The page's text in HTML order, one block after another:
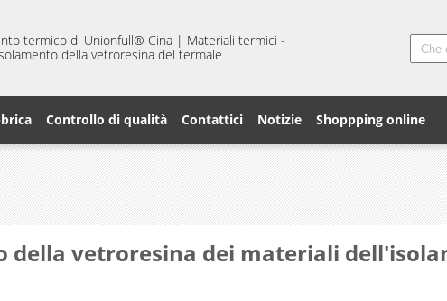
termico di Unionfull® Cina | Materiali termici -
della vetroresina del termale
Controllo di qualità Contattici Notizie Shoppping online
vetroresina dei materiali